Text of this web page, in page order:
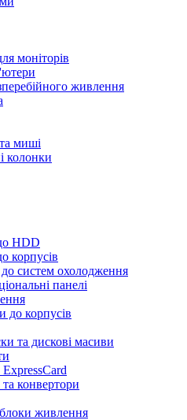
моніторів
живлення
миші
колонки
HDD
корпусів
систем охолодження
панелі
до корпусів
та дискові масиви
конвертори
живлення